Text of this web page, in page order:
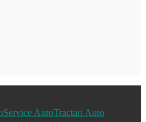
Service AutoTractari Auto